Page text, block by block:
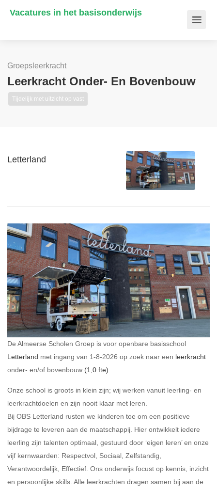
Vacatures in het basisonderwijs
Groepsleerkracht
Leerkracht Onder- En Bovenbouw
Tijdelijk met uitzicht op vast
Letterland
De Almeerse Scholen Groep is voor openbare basisschool
Letterland met ingang van 1-8-2026 op zoek naar een leerkracht
onder- en/of bovenbouw (1,0 fte)
Onze school is groots in klein zijn; wij werken vanuit leerling- en
leerkrachtdoelen en zijn nooit klaar met leren.
Bij OBS Letterland rusten we kinderen toe om een positieve
bijdrage te leveren aan de maatschappij. Hier ontwikkelt iedere
leerling zijn talenten optimaal, gestuurd door ‘eigen leren’ en onze
vijf kernwaarden: Respectvol, Sociaal, Zelfstandig,
Verantwoordelijk, Effectief. Ons onderwijs focust op kennis, inzicht
en persoonlijke skills. Alle leerkrachten dragen samen bij aan de